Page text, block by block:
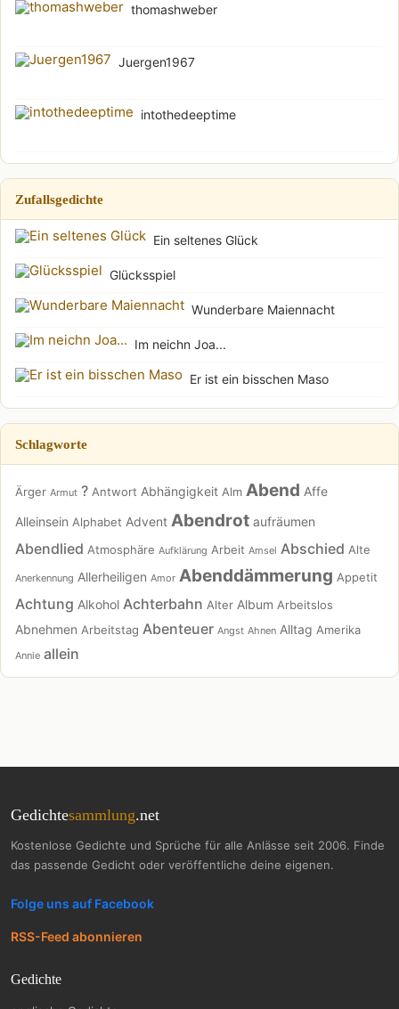
thomashweber
Juergen1967
intothedeeptime
Zufallsgedichte
Ein seltenes Glück
Glücksspiel
Wunderbare Maiennacht
Im neichn Joa...
Er ist ein bisschen Maso
Schlagworte
Ärger Armut ? Antwort Abhängigkeit Alm Abend Affe
Alleinsein Alphabet Advent Abendrot aufräumen
Abendlied Atmosphäre Aufklärung Arbeit Amsel Abschied Alte
Anerkennung Allerheiligen Amor Abenddämmerung Appetit
Achtung Alkohol Achterbahn Alter Album Arbeitslos
Abnehmen Arbeitstag Abenteuer Angst Ahnen Alltag Amerika
Annie allein
Gedichtesammlung.net
Kostenlose Gedichte und Sprüche für alle Anlässe seit 2006. Finde
das passende Gedicht oder veröffentliche deine eigenen.
Folge uns auf Facebook
RSS-Feed abonnieren
Gedichte